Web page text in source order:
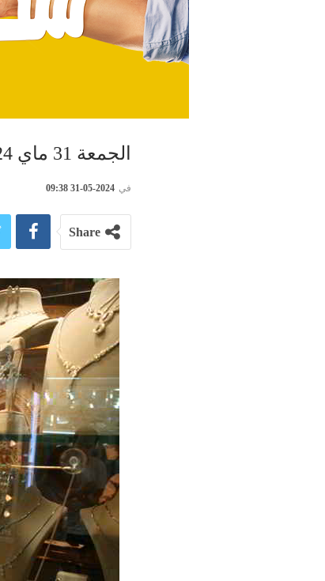
الجمعة 31 ماي 2024: سعر الذهب بالدينار التونسي
في 2024-05-31 09:38
Share